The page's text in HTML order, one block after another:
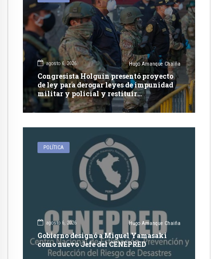
agosto 6, 2026 Hugo Amanque Chaiña
Congresista Holguín presentó proyecto
de ley para derogar leyes de impunidad
militar y policial y restituir
competencia de justicia ordinaria
POLÍTICA
agosto 6, 2026 Hugo Amanque Chaiña
Gobierno designó a Miguel Yamasaki
como nuevo Jefe del CENEPRED